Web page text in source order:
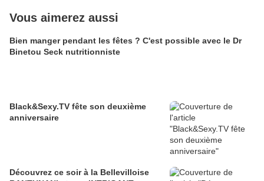
Vous aimerez aussi
Bien manger pendant les fêtes ? C'est possible avec le Dr
Binetou Seck nutritionniste
Black&Sexy.TV fête son deuxième
anniversaire
Découvrez ce soir à la Bellevilloise